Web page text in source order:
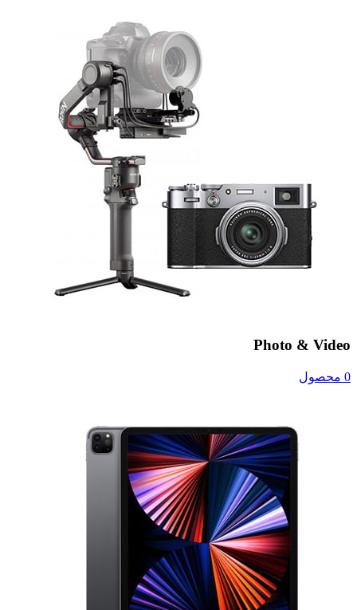
Photo & Video
0 محصول